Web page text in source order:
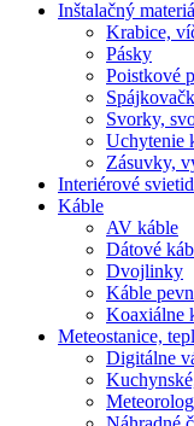
Inštalačný
Krabice,
Pásky
Poistkové
Svorky,
Uchytenie
Zásuvky,
Interiérové
Káble
AV káble
Dátové
Dvojlinky
Káble
Koaxiálne
Meteostanice,
Digitálne